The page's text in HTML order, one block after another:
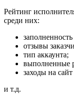
Рейтинг
среди них:
отзывы
тип аккаунта;
выполненные
заходы на сайт
и т.д.